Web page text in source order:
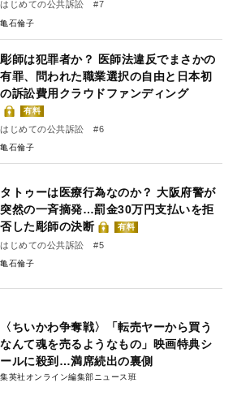
はじめての公共訴訟 #7
亀石倫子
彫師は犯罪者か？ 医師法違反でまさかの
有罪、問われた職業選択の自由と日本初
の訴訟費用クラウドファンディング
有料
はじめての公共訴訟 #6
亀石倫子
タトゥーは医療行為なのか？ 大阪府警が
突然の一斉摘発…罰金30万円支払いを拒
否した彫師の決断
有料
はじめての公共訴訟 #5
亀石倫子
〈ちいかわ争奪戦〉「転売ヤーから買う
なんて魂を売るようなもの」映画特典シ
ールに殺到…満席続出の裏側
集英社オンライン編集部ニュース班